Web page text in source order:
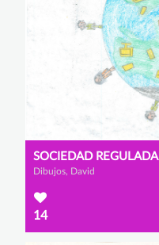
SOCIEDAD REGULADA
Dibujos, David
14